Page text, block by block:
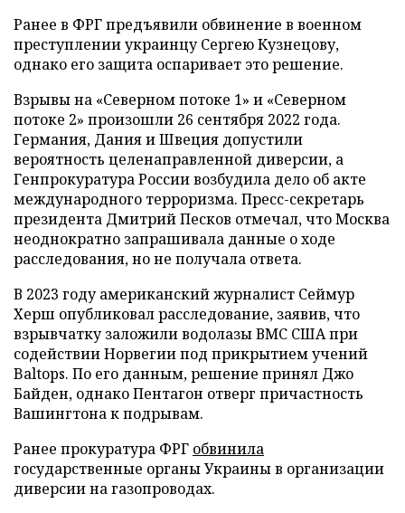
Ранее в ФРГ предъявили обвинение в военном
преступлении украинцу Сергею Кузнецову,
однако его защита оспаривает это решение.
Взрывы на «Северном потоке 1» и «Северном
потоке 2» произошли 26 сентября 2022 года.
Германия, Дания и Швеция допустили
вероятность целенаправленной диверсии, а
Генпрокуратура России возбудила дело об акте
международного терроризма. Пресс-секретарь
президента Дмитрий Песков отмечал, что Москва
неоднократно запрашивала данные о ходе
расследования, но не получала ответа.
В 2023 году американский журналист Сеймур
Херш опубликовал расследование, заявив, что
взрывчатку заложили водолазы ВМС США при
содействии Норвегии под прикрытием учений
Baltops. По его данным, решение принял Джо
Байден, однако Пентагон отверг причастность
Вашингтона к подрывам.
Ранее прокуратура ФРГ обвинила
государственные органы Украины в организации
диверсии на газопроводах.